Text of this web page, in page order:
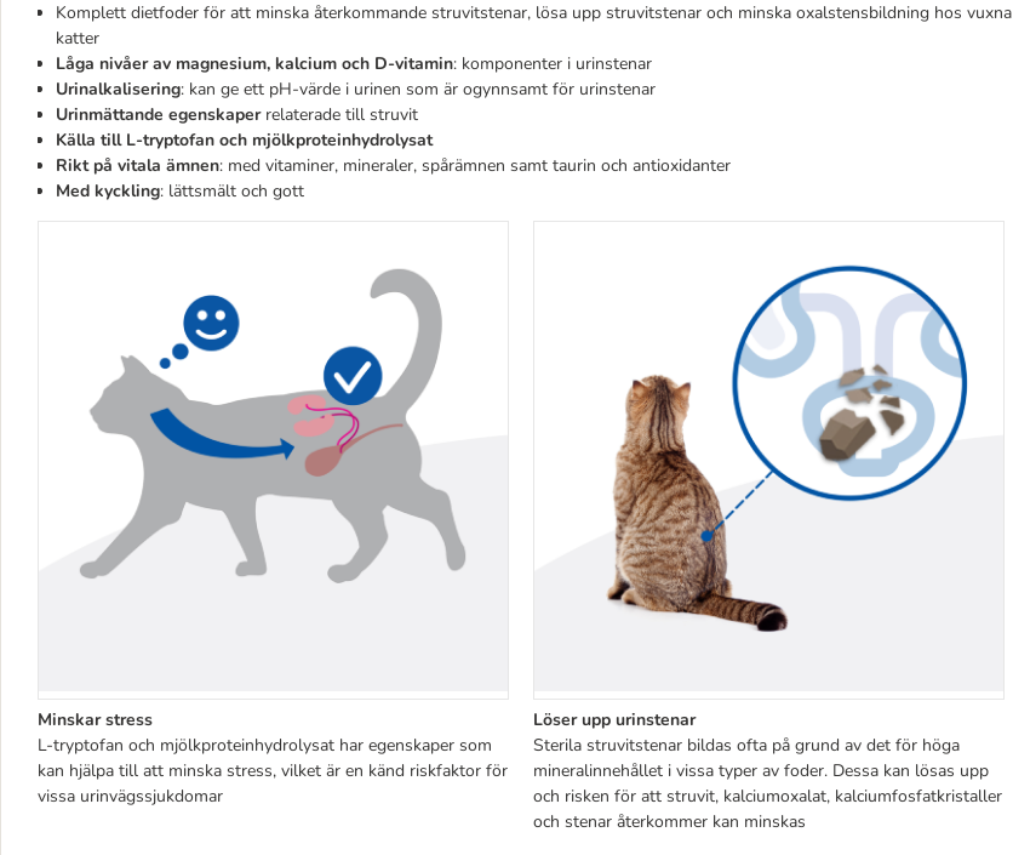
Komplett dietfoder för att minska återkommande struvitstenar, lösa upp struvitstenar och minska oxalstensbildning hos vuxna
katter
Låga nivåer av magnesium, kalcium och D-vitamin: komponenter i urinstenar
Urinalkalisering: kan ge ett pH-värde i urinen som är ogynnsamt för urinstenar
Urinmättande egenskaper relaterade till struvit
Källa till L-tryptofan och mjölkproteinhydrolysat
Rikt på vitala ämnen: med vitaminer, mineraler, spårämnen samt taurin och antioxidanter
Med kyckling: lättsmält och gott
Minskar stress
L-tryptofan och mjölkproteinhydrolysat har egenskaper som
kan hjälpa till att minska stress, vilket är en känd riskfaktor för
vissa urinvägssjukdomar
Löser upp urinstenar
Sterila struvitstenar bildas ofta på grund av det för höga
mineralinnehållet i vissa typer av foder. Dessa kan lösas upp
och risken för att struvit, kalciumoxalat, kalciumfosfatkristaller
och stenar återkommer kan minskas